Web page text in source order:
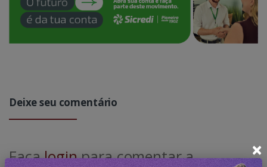
Deixe seu comentário
Façaloginpara comentar a
×